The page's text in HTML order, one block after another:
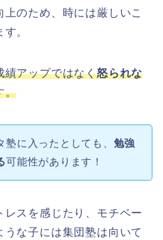
のため、時には厳しいこ
。
績アップではなく怒られな
。
塾に入ったとしても、 勉強
可能性があります！
スを感じたり、モチベー
な子には集団塾は向いて